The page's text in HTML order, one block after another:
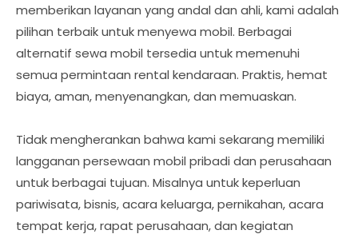
memberikan layanan yang andal dan ahli, kami adalah
pilihan terbaik untuk menyewa mobil. Berbagai
alternatif sewa mobil tersedia untuk memenuhi
semua permintaan rental kendaraan. Praktis, hemat
biaya, aman, menyenangkan, dan memuaskan.
Tidak mengherankan bahwa kami sekarang memiliki
langganan persewaan mobil pribadi dan perusahaan
untuk berbagai tujuan. Misalnya untuk keperluan
pariwisata, bisnis, acara keluarga, pernikahan, acara
tempat kerja, rapat perusahaan, dan kegiatan